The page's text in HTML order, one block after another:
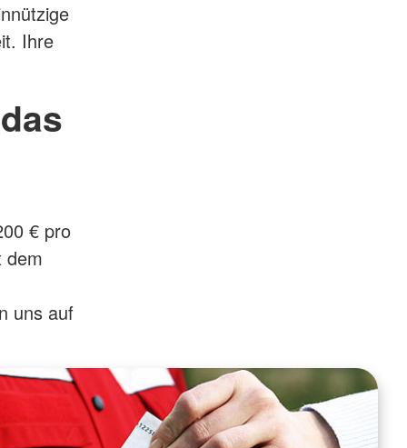
Ihre
€ pro
dem
uns auf